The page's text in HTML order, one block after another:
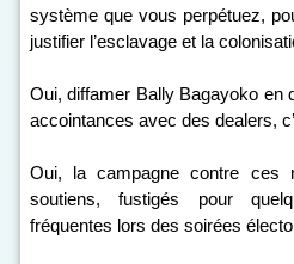
système que vous perpétuez,
justifier l’esclavage et la
Oui, diffamer Bally Bagayoko en
accointances avec des dealers,
Oui, la campagne contre ces
soutiens, fustigés pour
fréquentes lors des soirées